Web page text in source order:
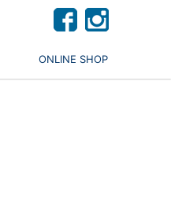
ONLINE SHOP